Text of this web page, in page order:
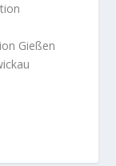
Gießen